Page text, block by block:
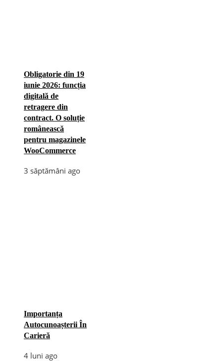
Obligatorie din 19
iunie 2026: funcția
digitală de
retragere din
contract. O soluție
românească
pentru magazinele
WooCommerce
3 săptămâni ago
Importanța
Autocunoașterii În
Carieră
4 luni ago